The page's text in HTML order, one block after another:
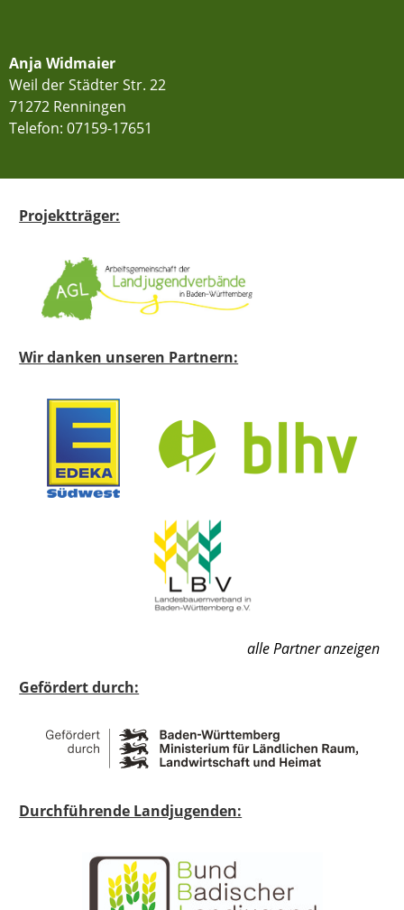
Anja Widmaier
Weil der Städter Str. 22
71272 Renningen
Telefon: 07159-17651
Projektträger:
Wir danken unseren Partnern:
alle Partner anzeigen
Gefördert durch:
Durchführende Landjugenden: